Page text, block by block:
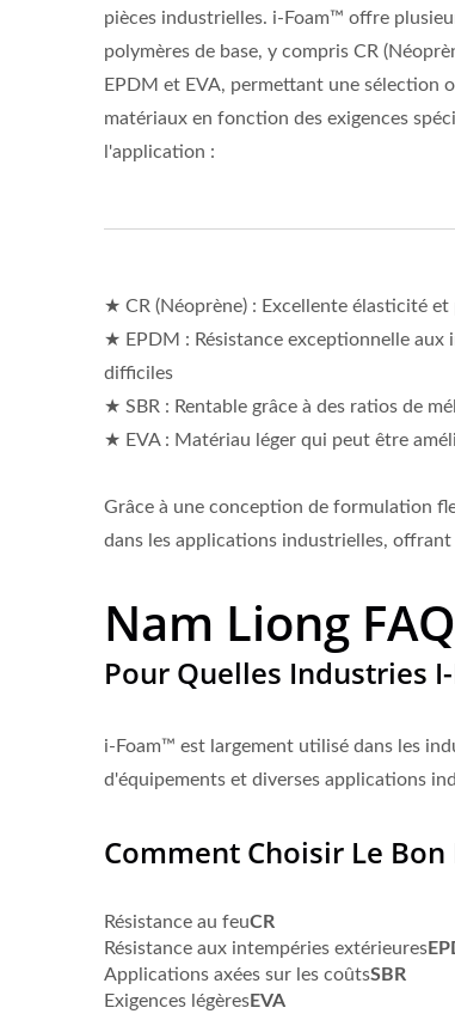
pièces industrielles. i-Foam™ offre
polymères de base, y compris CR
EPDM et EVA, permettant une sélection
matériaux en fonction des exigences
l'application :
★ CR (Néoprène) : Excellente élasticité
★ EPDM : Résistance exceptionnelle aux
difficiles
★ SBR : Rentable grâce à des ratios de
★ EVA : Matériau léger qui peut être
Grâce à une conception de formulation
dans les applications industrielles,
Nam Liong
Pour Quelles Industries
i-Foam™ est largement utilisé dans les
d'équipements et diverses applications
Comment Choisir Le
Résistance au feuCR
Résistance aux intempéries extérieures
Applications axées sur les coûtsSBR
Exigences légèresEVA
ISO 27001